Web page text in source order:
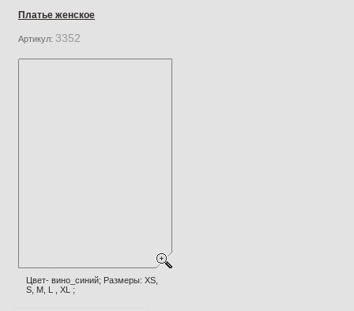
Платье женское
Артикул: 3352
Цвет- вино_синий; Размеры: XS,
S, M, L , XL ;